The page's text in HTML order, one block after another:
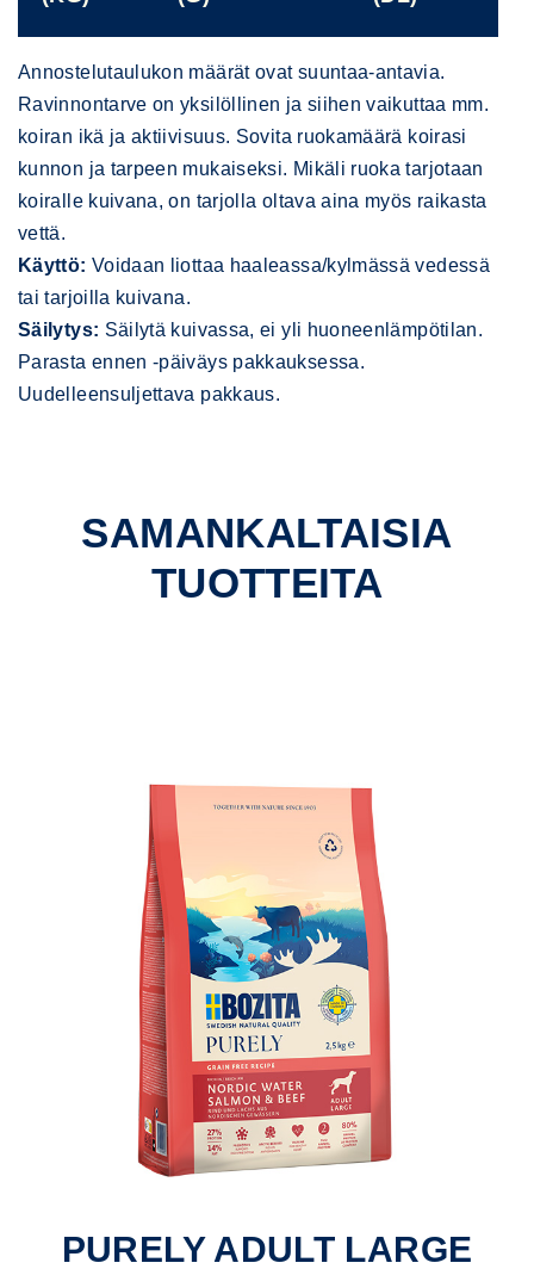
Annostelutaulukon määrät ovat suuntaa-antavia.
Ravinnontarve on yksilöllinen ja siihen vaikuttaa mm.
koiran ikä ja aktiivisuus. Sovita ruokamäärä koirasi
kunnon ja tarpeen mukaiseksi. Mikäli ruoka tarjotaan
koiralle kuivana, on tarjolla oltava aina myös raikasta
vettä.
Käyttö: Voidaan liottaa haaleassa/kylmässä vedessä
tai tarjoilla kuivana.
Säilytys: Säilytä kuivassa, ei yli huoneenlämpötilan.
Parasta ennen -päiväys pakkauksessa.
Uudelleensuljettava pakkaus.
SAMANKALTAISIA
TUOTTEITA
PURELY ADULT LARGE